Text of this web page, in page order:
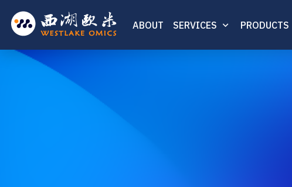
ABOUT SERVICES PRODUCTS